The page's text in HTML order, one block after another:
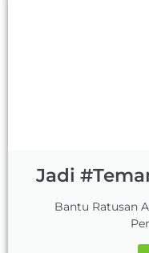
Jadi
Bantu Ratusan